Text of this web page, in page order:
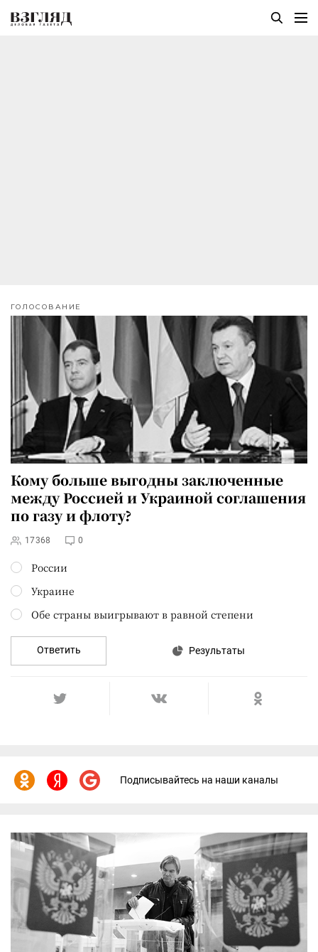
ГОЛОСОВАНИЕ
Кому больше выгодны заключенные
между Россией и Украинойсоглашения
по газу и флоту?
17368 0
России
Украине
Обе страны выигрывают в равной степени
Ответить Результаты
Подписывайтесь на наши каналы